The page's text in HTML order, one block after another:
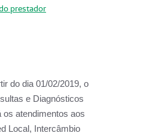
prestador
do dia 01/02/2019, o
e Diagnósticos
os atendimentos aos
Local, Intercâmbio